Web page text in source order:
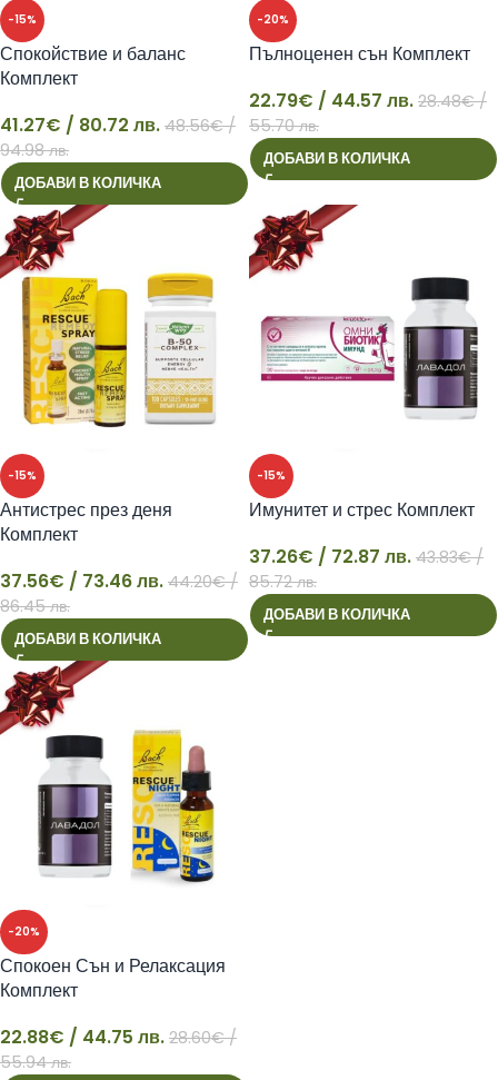
-15%
41
Спокойствие и баланс
Комплект
41.27€ / 80.72 лв. 48.56€/
94.98 лв.
ДОБАВИ В КОЛИЧКА
-20%
22
Пълноценен сън Комплект
22.79€ / 44.57 лв. 28.48€/
55.70 лв.
ДОБАВИ В КОЛИЧКА
-15%
37
Антистрес през деня
Комплект
37.56€ / 73.46 лв. 44.20€/
86.45 лв.
ДОБАВИ В КОЛИЧКА
-15%
37
Имунитет и стрес Комплект
37.26€ / 72.87 лв. 43.83€/
85.72 лв.
ДОБАВИ В КОЛИЧКА
-20%
22
Спокоен Сън и Релаксация
Комплект
22.88€ / 44.75 лв. 28.60€/
55.94 лв.